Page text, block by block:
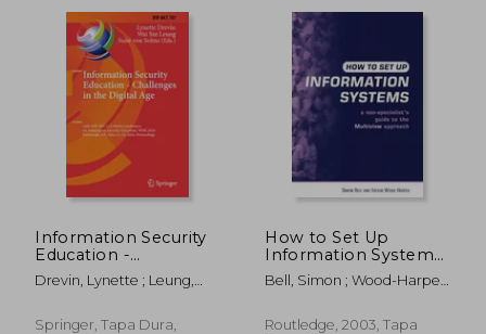
45%
dcto. $ 84.94
40%
dcto.
Information Security
Education -
Challenges in the
Digital Age: 16th Ifip
Conference on
Drevin, Lynette ; Leung,
Springer, Tapa Dura,
How to Set Up
Information Systems:
A Non-Specialist's
Guide to the
(en Inglés)
Bell, Simon ; Wood-Harper,
Routledge, 2003, Tapa